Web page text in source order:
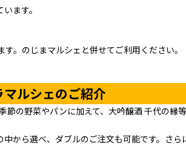
ます。
す。のじまマルシェと併せてご利用ください。
マルシェのご紹介
の野菜やパンに加えて、大吟醸酒 千代の縁
から選べ、ダブルのご注文も可能です。さら